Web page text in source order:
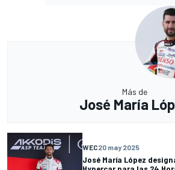
Más de
José María
WEC20 may 2025
José María López